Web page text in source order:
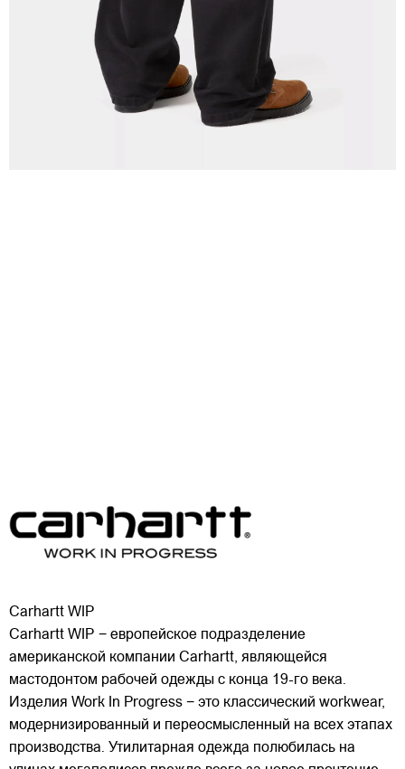
Carhartt WIP
Carhartt WIP − европейское подразделение
американской компании Carhartt, являющейся
мастодонтом рабочей одежды с конца 19-го века.
Изделия Work In Progress − это классический workwear,
модернизированный и переосмысленный на всех этапах
производства. Утилитарная одежда полюбилась на